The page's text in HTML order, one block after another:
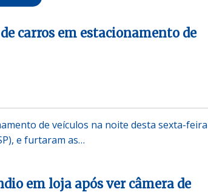
carros em estacionamento de
de veículos na noite desta sexta-
e furtaram as…
em loja após ver câmera de